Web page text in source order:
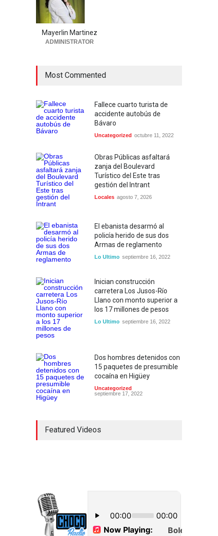
Mayerlin Martinez
ADMINISTRATOR
Most Commented
Fallece cuarto turista de
accidente autobús de
Bávaro
Uncategorized octubre 11, 2022
Obras Públicas asfaltará
zanja del Boulevard
Turístico del Este tras
gestión del Intrant
Locales agosto 7, 2026
El ebanista desarmó al
policía herido de sus dos
Armas de reglamento
Lo Ultimo septiembre 16, 2022
Inician construcción
carretera Los Jusos-Río
Llano con monto superior a
los 17 millones de pesos
Lo Ultimo septiembre 16, 2022
Dos hombres detenidos con
15 paquetes de presumible
cocaína en Higüey
Uncategorized
septiembre 17, 2022
Featured Videos